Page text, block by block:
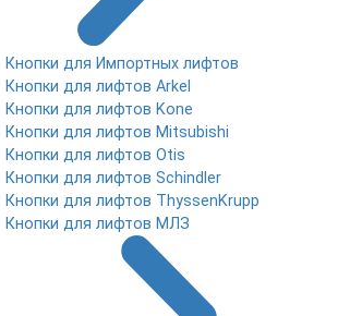
Кнопки для Импортных лифтов
Кнопки для лифтов Arkel
Кнопки для лифтов Kone
Кнопки для лифтов Mitsubishi
Кнопки для лифтов Otis
Кнопки для лифтов Schindler
Кнопки для лифтов ThyssenKrupp
Кнопки для лифтов МЛЗ